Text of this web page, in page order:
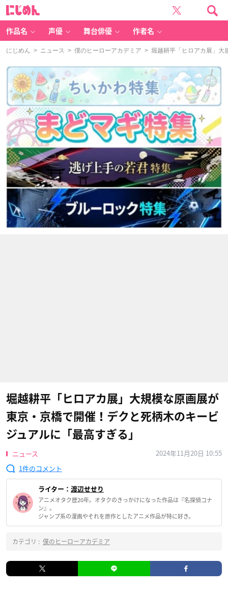
作品名 声優 舞台俳優 作者名
にじめん > ニュース > 僕のヒーローアカデミア > 堀越耕平「ヒロアカ展」大
堀越耕平「ヒロアカ展」大規模な原画展が
東京・京橋で開催！デクと死柄木のキービ
ジュアルに「最高すぎる」
ニュース
2024年11月20日 10:55
1
ライター： 渡辺せせり
アニメオタク歴20年。オタクのきっかけになった作品は『名探偵コナ
ン』。
ジャンプ系の漫画やそれを原作としたアニメ作品が特に好き。
カテゴリ : 僕のヒーローアカデミア